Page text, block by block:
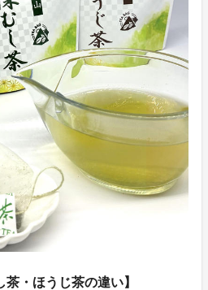
茶・ほうじ茶の違い】